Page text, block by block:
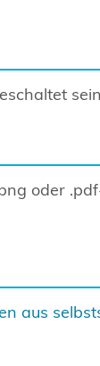
oder
aus